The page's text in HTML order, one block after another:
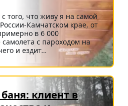
того, что живу я на самой
Камчатском крае, от
в 6 000
с пароходом на
и ездит…
клиент в